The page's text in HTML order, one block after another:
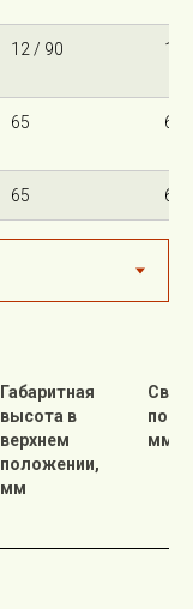
12 / 90 12
65 65
65 65
Габаритная
высота в
верхнем
положении,
мм
мм